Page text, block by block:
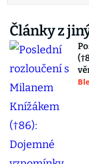
Články z